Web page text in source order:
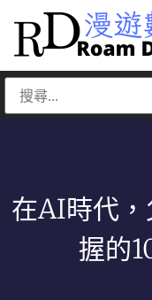
在AI時代
握的